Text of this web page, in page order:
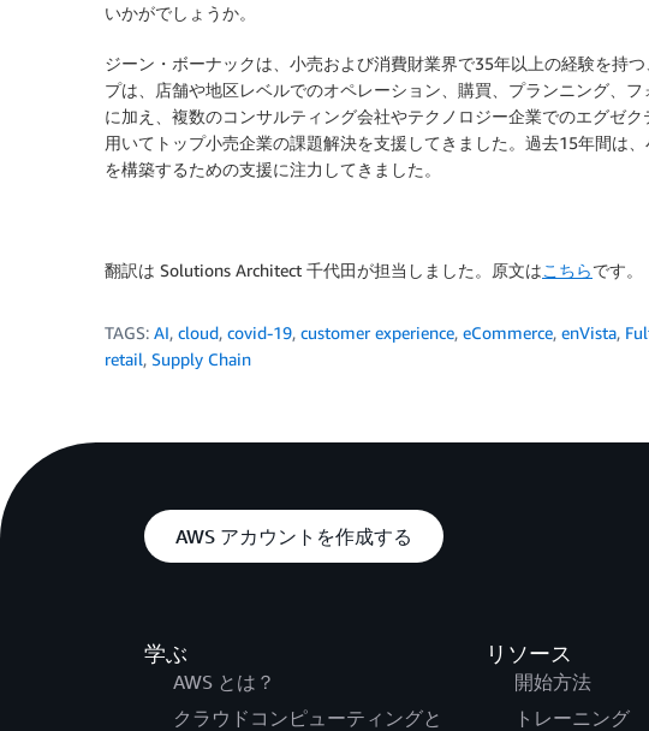
いかがでしょうか。
ジーン・ボーナックは、小売および消費財業界で35年以上の経験を持
プは、店舗や地区レベルでのオペレーション、購買、プランニング、
に加え、複数のコンサルティング会社やテクノロジー企業でのエグゼ
用いてトップ小売企業の課題解決を支援してきました。過去15年間は
を構築するための支援に注力してきました。
翻訳は Solutions Architect 千代田が担当しました。原文はこちらです。
TAGS: AI, cloud, covid-19, customer experience, eCommerce, enVista,
retail, Supply Chain
AWS アカウントを作成する
学ぶ
AWS とは？
クラウドコンピューティングと
リソース
開始方法
トレーニング